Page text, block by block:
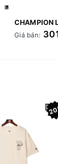
CHAMPION
Giá bán: